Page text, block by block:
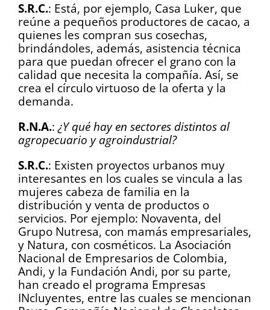
S.R.C.: Está, por ejemplo, Casa Luker, que
reúne a pequeños productores de cacao, a
quienes les compran sus cosechas,
brindándoles, además, asistencia técnica
para que puedan ofrecer el grano con la
calidad que necesita la compañía. Así, se
crea el círculo virtuoso de la oferta y la
demanda.
R.N.A.: ¿Y qué hay en sectores distintos al
agropecuario y agroindustrial?
S.R.C.: Existen proyectos urbanos muy
interesantes en los cuales se vincula a las
mujeres cabeza de familia en la
distribución y venta de productos o
servicios. Por ejemplo: Novaventa, del
Grupo Nutresa, con mamás empresariales,
y Natura, con cosméticos. La Asociación
Nacional de Empresarios de Colombia,
Andi, y la Fundación Andi, por su parte,
han creado el programa Empresas
INcluyentes, entre las cuales se mencionan